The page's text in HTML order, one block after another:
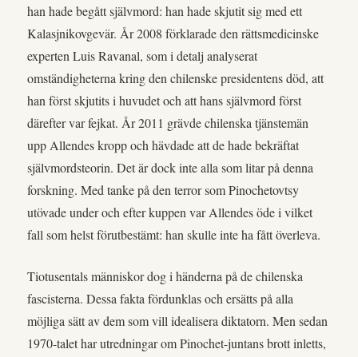
han hade begått självmord: han hade skjutit sig med ett
Kalasjnikovgevär. År 2008 förklarade den rättsmedicinske
experten Luis Ravanal, som i detalj analyserat
omständigheterna kring den chilenske presidentens död, att
han först skjutits i huvudet och att hans självmord först
därefter var fejkat. År 2011 grävde chilenska tjänstemän
upp Allendes kropp och hävdade att de hade bekräftat
självmordsteorin. Det är dock inte alla som litar på denna
forskning. Med tanke på den terror som Pinochetovtsy
utövade under och efter kuppen var Allendes öde i vilket
fall som helst förutbestämt: han skulle inte ha fått överleva.
Tiotusentals människor dog i händerna på de chilenska
fascisterna. Dessa fakta fördunklas och ersätts på alla
möjliga sätt av dem som vill idealisera diktatorn. Men sedan
1970-talet har utredningar om Pinochet-juntans brott inletts,